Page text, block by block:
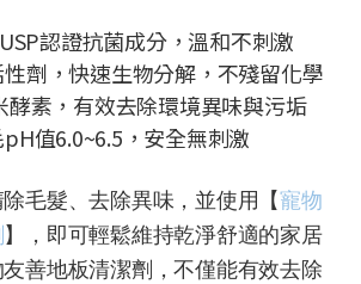
認證抗菌成分，溫和不刺激
劑，快速生物分解，不殘留化學
酵素，有效去除環境異味與污垢
值6.0~6.5，安全無刺激
毛髮、去除異味，並使用【寵物
】，即可輕鬆維持乾淨舒適的家居
善地板清潔劑，不僅能有效去除